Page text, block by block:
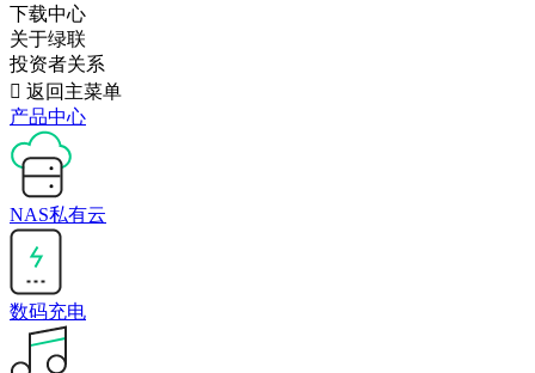
下载中心
关于绿联
投资者关系
 返回主菜单
产品中心
NAS私有云
数码充电